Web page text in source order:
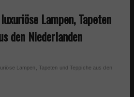
Lampen, Tapeten
den Niederlanden
Lampen, Tapeten und Teppiche aus den